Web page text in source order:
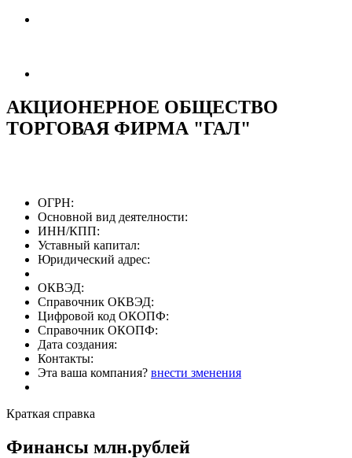
АКЦИОНЕРНОЕ ОБЩЕСТВО
ТОРГОВАЯ ФИРМА "ГАЛ"
ОГРН:
Основной вид деятелности:
ИНН/КПП:
Уставный капитал:
Юридический адрес:
ОКВЭД:
Справочник ОКВЭД:
Цифровой код ОКОПФ:
Справочник ОКОПФ:
Дата создания:
Контакты:
Эта ваша компания? внести зменения
Краткая справка
Финансы млн.рублей